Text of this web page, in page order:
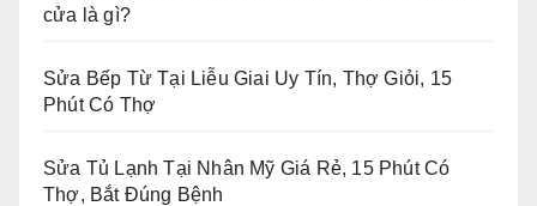
cửa là gì?
Sửa Bếp Từ Tại Liễu Giai Uy Tín, Thợ Giỏi, 15
Phút Có Thợ
Sửa Tủ Lạnh Tại Nhân Mỹ Giá Rẻ, 15 Phút Có
Thợ, Bắt Đúng Bệnh